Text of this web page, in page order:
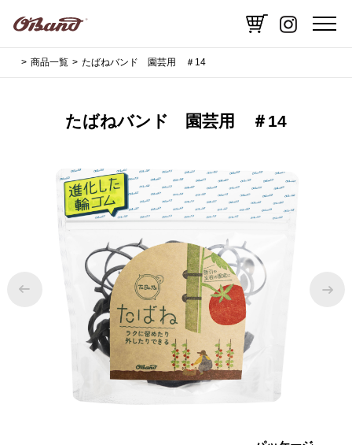
商品一覧 たばねバンド 園芸用 ＃14
たばねバンド 園芸用 ＃14